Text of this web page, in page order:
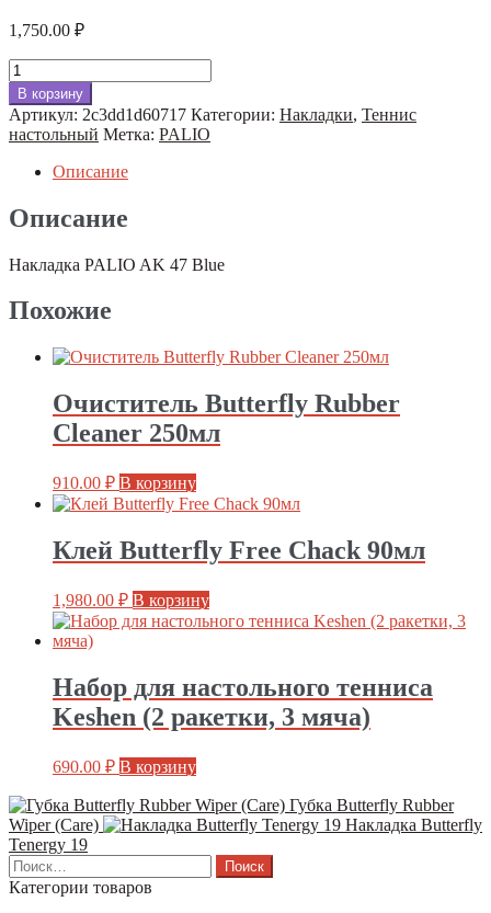
1,750.00 ₽
Количество
товара
Накладка
PALIO
AK
В корзину
Артикул: 2c3dd1d60717 Категории: Накладки, Теннис
настольный Метка: PALIO
Описание
Описание
Накладка PALIO AK 47 Blue
Похожие
Очиститель Butterfly Rubber
Cleaner 250мл
910.00 ₽ В корзину
Клей Butterfly Free Chack 90мл
1,980.00 ₽ В корзину
Набор для настольного тенниса
Keshen (2 ракетки, 3 мяча)
690.00 ₽ В корзину
Губка Butterfly Rubber
Wiper (Care)
Накладка Butterfly
Tenergy 19
Найти:
Категории товаров